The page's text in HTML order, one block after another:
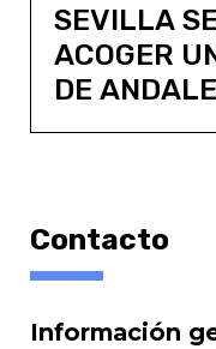
SEVILLA
ACOGER
DE
DE MARZO
Contacto
Información